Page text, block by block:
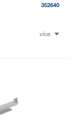
352640
více